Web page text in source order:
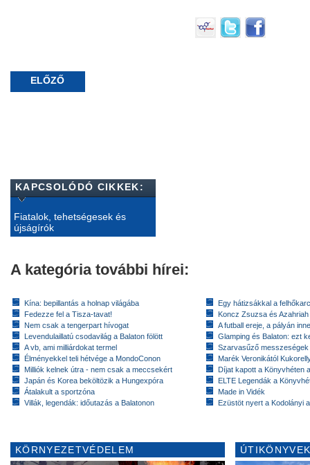
ELŐZŐ
KAPCSOLÓDÓ CIKKEK:
Fiatalok, tehetségesek és
újságírók
A kategória további hírei:
Kína: bepillantás a holnap világába
Fedezze fel a Tisza-tavat!
Nem csak a tengerpart hívogat
Levendulaillatú csodavilág a Balaton fölött
A vb, ami milliárdokat termel
Élményekkel teli hétvége a MondoConon
Milliók kelnek útra - nem csak a meccsekért
Japán és Korea beköltözik a Hungexpóra
Átalakult a sportzóna
Villák, legendák: időutazás a Balatonon
Egy hátizsákkal a
Koncz Zsuzsa és
A futball ereje, a pályán
Glamping és Balaton: ezt
Szarvasűző messzeségek
Marék Veronikától
Díjat kapott a Könyvhéten
ELTE Legendák a
Made in Vidék
Ezüstöt nyert a Kodolányi
KÖRNYEZETVÉDELEM